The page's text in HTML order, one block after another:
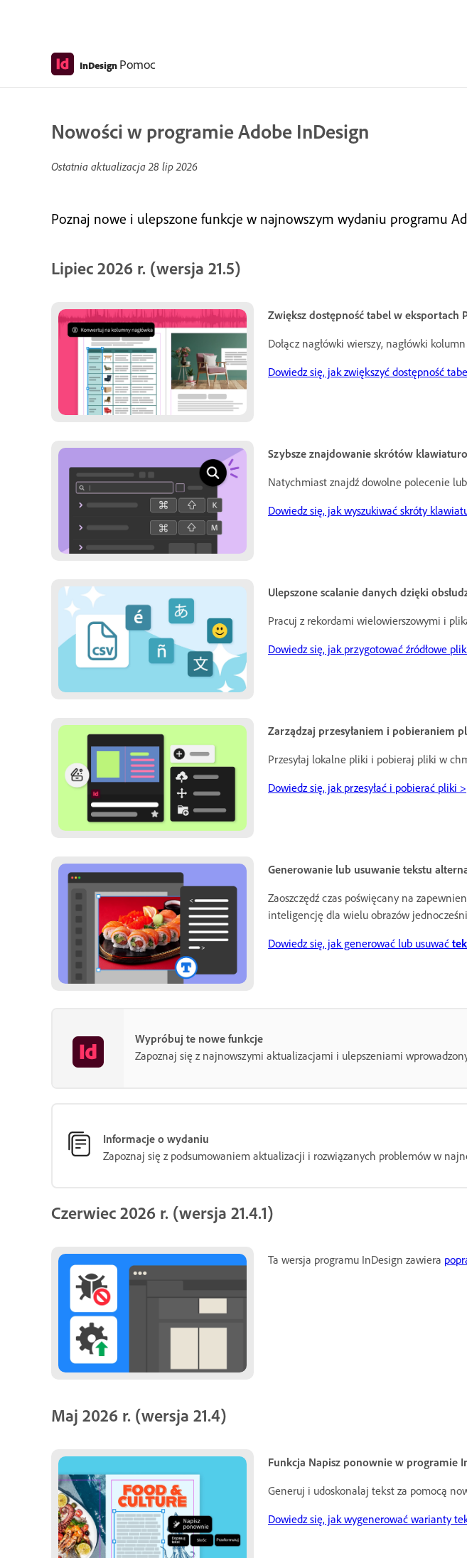
InDesign Pomoc
Nowości w programie Adobe InDesign
Ostatnia aktualizacja28 lip 2026
Poznaj nowe i ulepszone funkcje w najnowszym wydaniu programu
Lipiec 2026 r. (wersja 21.5)
Zwiększ dostępność tabel w eksportach
Dołącz nagłówki wierszy, nagłówki
Dowiedz się, jak zwiększyć dostępność
Szybsze znajdowanie skrótów
Natychmiast znajdź dowolne polecenie
Dowiedz się, jak wyszukiwać skróty
Ulepszone scalanie danych dzięki
Pracuj z rekordami wielowierszowymi i
Dowiedz się, jak przygotować źródłowe
Zarządzaj przesyłaniem i pobieraniem
Przesyłaj lokalne pliki i pobieraj pliki w
Dowiedz się, jak przesyłać i pobierać pliki >
Generowanie lub usuwanie tekstu
Zaoszczędź czas poświęcany na
inteligencję dla wielu obrazów
Dowiedz się, jak generować lub usuwać
Wypróbuj te nowe funkcje
Zapoznaj się z najnowszymi aktualizacjami i ulepszeniami
Informacje o wydaniu
Zapoznaj się z podsumowaniem aktualizacji i rozwiązanych problemów w
Czerwiec 2026 r. (wersja 21.4.1)
Ta wersja programu InDesign zawiera
Maj 2026 r. (wersja 21.4)
Funkcja Napisz ponownie w programie
Generuj i udoskonalaj tekst za pomocą
Dowiedz się, jak wygenerować warianty